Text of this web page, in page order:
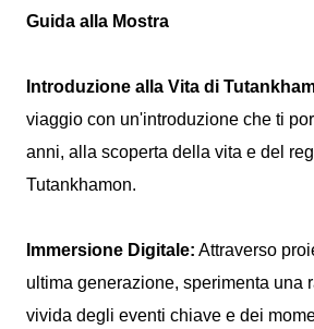
Guida alla Mostra
Introduzione alla Vita di
viaggio con un'introduzione che ti
anni, alla scoperta della vita e del
Tutankhamon.
Immersione Digitale: Attraverso
ultima generazione, sperimenta una
vivida degli eventi chiave e dei